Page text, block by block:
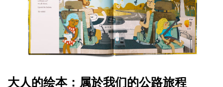
大人的绘本：属於我们的公路旅程